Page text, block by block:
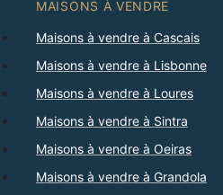
MAISONS À VENDRE
Maisons à vendre à Cascais
Maisons à vendre à Lisbonne
Maisons à vendre à Loures
Maisons à vendre à Sintra
Maisons à vendre à Oeiras
Maisons à vendre à Grandola